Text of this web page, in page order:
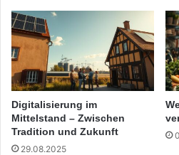
Digitalisierung im
Mittelstand – Zwischen
Tradition und Zukunft
29.08.2025